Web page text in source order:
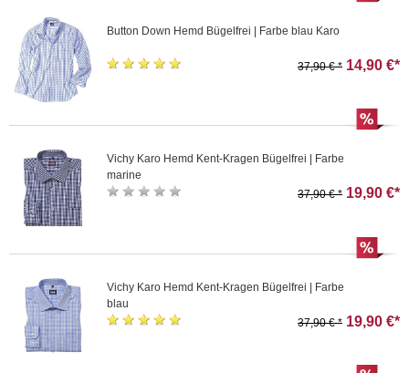
Button Down Hemd Bügelfrei | Farbe blau Karo
37,90 € * 14,90 €*
Vichy Karo Hemd Kent-Kragen Bügelfrei | Farbe
marine
37,90 € * 19,90 €*
Vichy Karo Hemd Kent-Kragen Bügelfrei | Farbe
blau
37,90 € * 19,90 €*